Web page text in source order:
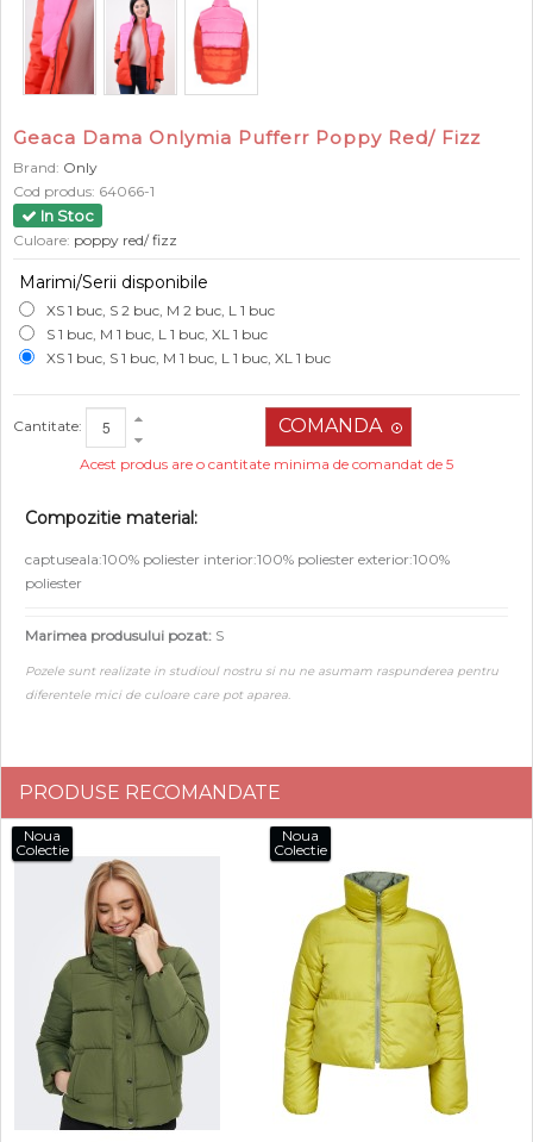
Geaca Dama Onlymia Pufferr Poppy Red/ Fizz
Brand: Only
Cod produs: 64066-1
In Stoc
Culoare: poppy red/ fizz
Marimi/Serii disponibile
XS 1 buc, S 2 buc, M 2 buc, L 1 buc
S 1 buc, M 1 buc, L 1 buc, XL 1 buc
XS 1 buc, S 1 buc, M 1 buc, L 1 buc, XL 1 buc
Cantitate:
Acest produs are o cantitate minima de comandat de 5
Compozitie material:
captuseala:100% poliester interior:100% poliester exterior:100%
poliester
Marimea produsului pozat: S
Pozele sunt realizate in studioul nostru si nu ne asumam raspunderea pentru
diferentele mici de culoare care pot aparea.
PRODUSE RECOMANDATE
Noua
Colectie
Noua
Colectie